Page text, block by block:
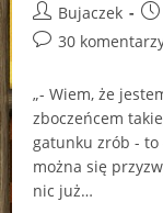
Post
author:
Bujaczek
Post30
„- Wiem, że
zboczeńcem
gatunku zrób - to
można się
nic już…